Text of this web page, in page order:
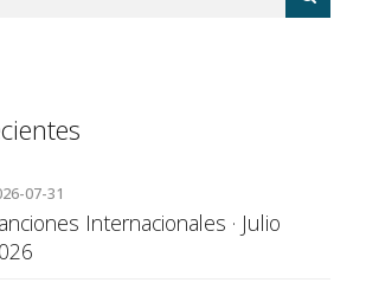
07-31
Internacionales · Julio